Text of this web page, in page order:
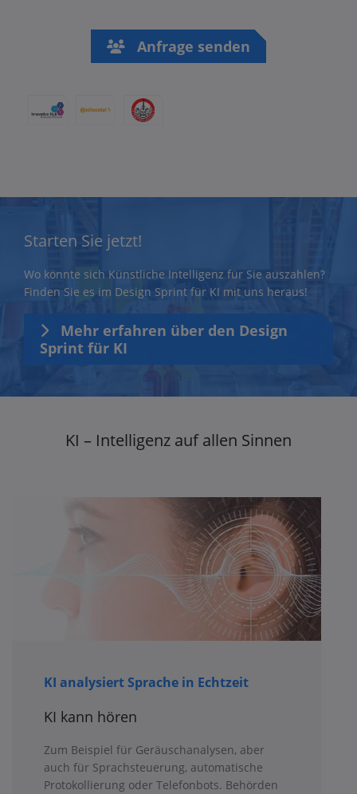
Anfrage senden
Starten Sie jetzt!
Wo könnte sich Künstliche Intelligenz für Sie auszahlen?
Finden Sie es im Design Sprint für KI mit uns heraus!
Mehr erfahren über den Design
Sprint für KI
KI – Intelligenz auf allen Sinnen
KI analysiert Sprache in Echtzeit
KI kann hören
Zum Beispiel für Geräuschanalysen, aber
auch für Sprachsteuerung, automatische
Protokollierung oder Telefonbots. Behörden